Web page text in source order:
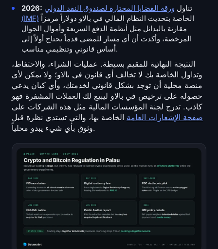
2026:
تناول ورقة القضايا المختارة لصندوق النقد الدولي
(IMF)
مقارنة بالبدائل مثل أنظمة الدفع السريعة وأموال الجوال
المرخصة، وأكدت أن أي مسار للمضي قدماً يحتاج أولاً إلى
أساس قانوني وتنظيمي مناسب.
النتيجة النهائية للمقيم بسيطة. عمليات الشراء، والاحتفاظ،
وتداول الخاصة بك لا تخالف أي قانون في بالاو؛ ولا يمكن لأي
منصة محلية أن توجد بشكل قانوني لخدمتك، وأي كيان يدعي
حصوله على ترخيص في بالاو ليبيع لك العملات المشفرة فهو
كاذب. تدرج لجنة المؤسسات المالية مثل هذه الشركات على
صفحة الإشعارات العامة الخاصة بها، والتي تستدي نظرة قبل
وثوق بأي شيء يبدو محلياً.